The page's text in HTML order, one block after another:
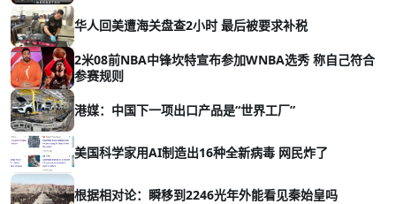
华人回美遭海关盘查2小时 最后被要求补税
2米08前NBA中锋坎特宣布参加WNBA选秀 称自己符合
参赛规则
港媒：中国下一项出口产品是“世界工厂”
美国科学家用AI制造出16种全新病毒 网民炸了
根据相对论：瞬移到2246光年外能看见秦始皇吗